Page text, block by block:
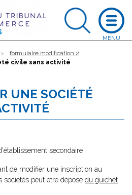
formulaire modification 2
civile sans activité
UNE SOCIÉTÉ
secondaire
de modifier une inscription au
peut être déposé du guichet